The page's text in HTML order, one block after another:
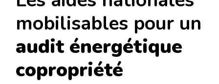
mobilisables pour un
audit énergétique
copropriété